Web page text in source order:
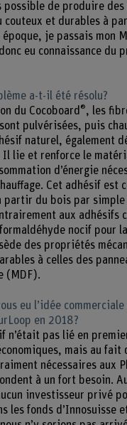
possible de produire
couteux et durables à
je passais mon
donc eu connaissance
a-t-il été résolu?
du Cocoboard ®, les
pulvérisées, puis
naturel, également
Il lie et renforce le
d’énergie
Cet adhésif est
partir du bois par
aux adhésifs
nocif pour
des propriétés
à celles des
(MDF).
eu l’idée
en 2018?
n’était pas lié en
mais au fait
nécessaires aux
à un fort besoin.
investisseur privé
les fonds d’Innosuisse